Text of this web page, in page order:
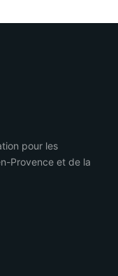
pour les
Provence et de la